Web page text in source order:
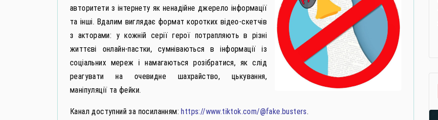
авторитети з інтернету як ненадійне джерело інформації
та інші. Вдалим виглядає формат коротких відео-скетчів
з акторами: у кожній серії герої потрапляють в різні
життєві онлайн-пастки, сумніваються в інформації із
соціальних мереж і намагаються розібратися, як слід
реагувати на очевидне шахрайство, цькування,
маніпуляції та фейки.
Канал доступний за посиланням: https://www.tiktok.com/@fake.busters.